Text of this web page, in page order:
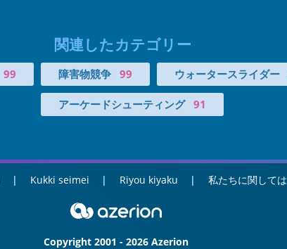
関連したカテゴリー
99 障害物競争 99 ウォータースライダー
アーケードシューティング 91
Kukki seimei Riyou kiyaku 私たちに関しては
Copyright 2001 - 2026 Azerion